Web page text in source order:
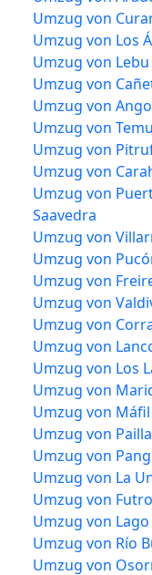
Umzug von
Umzug von Los
Umzug von
Umzug von
Umzug von
Umzug von
Umzug von
Umzug von
Umzug von
Saavedra
Umzug von
Umzug von
Umzug von
Umzug von
Umzug von
Umzug von
Umzug von Los
Umzug von
Umzug von
Umzug von
Umzug von
Umzug von La
Umzug von
Umzug von
Umzug von Río
Umzug von